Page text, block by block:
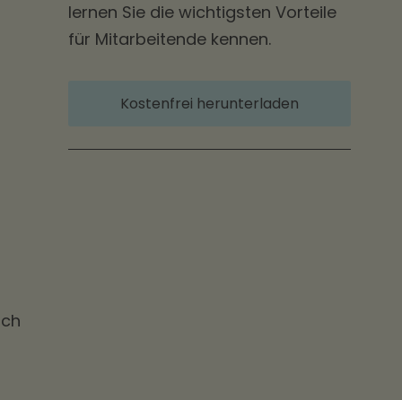
lernen Sie die wichtigsten Vorteile
für Mitarbeitende kennen.
Kostenfrei herunterladen